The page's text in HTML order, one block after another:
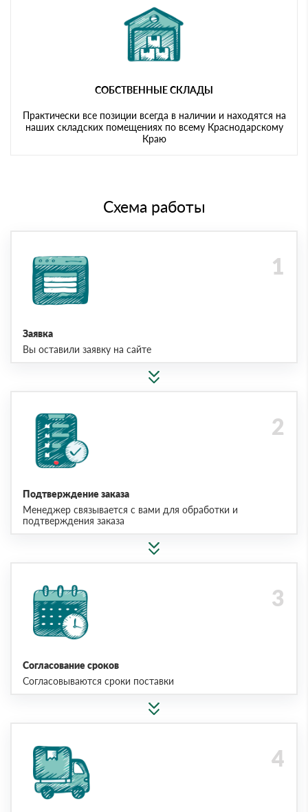
СОБСТВЕННЫЕ СКЛАДЫ
Практически все позиции всегда в наличии и находятся на
наших складских помещениях по всему Краснодарскому
Краю
Схема работы
Заявка
Вы оставили заявку на сайте
Подтверждение заказа
Менеджер связывается с вами для обработки и
подтверждения заказа
Согласование сроков
Согласовываются сроки поставки